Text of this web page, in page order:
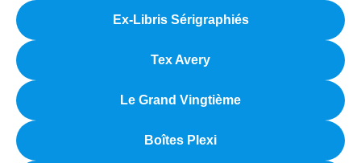
Ex-Libris Sérigraphiés
Tex Avery
Le Grand Vingtième
Boîtes Plexi